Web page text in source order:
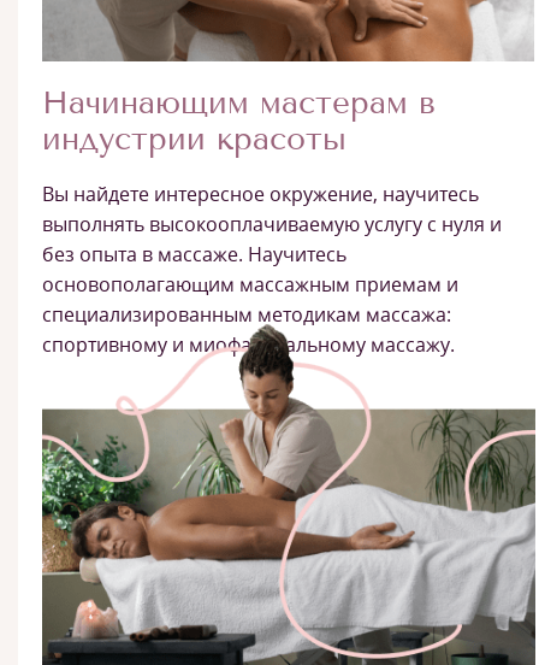
Начинающим мастерам в
индустрии красоты
Вы найдете интересное окружение, научитесь
выполнять высокооплачиваемую услугу с нуля и
без опыта в массаже. Научитесь
основополагающим массажным приемам и
специализированным методикам массажа:
спортивному и миофасциальному массажу.